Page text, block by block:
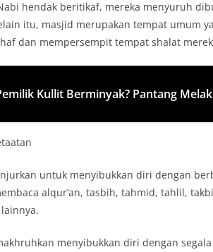
hendak beritikaf, mereka menyuruh
itu, masjid merupakan tempat umum
dan mempersempit tempat shalat
Kullit Berminyak? Pantang
untuk menyibukkan diri dengan
alqur’an, tasbih, tahmid, tahlil,
menyibukkan diri dengan